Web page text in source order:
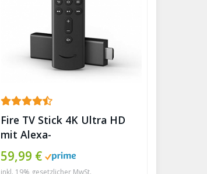
Fire TV Stick 4K Ultra HD
mit Alexa-
Sprachfernbedienung ✪
59,99 €
inkl. 19% gesetzlicher MwSt.